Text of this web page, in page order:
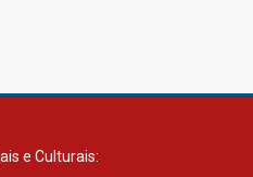
e Culturais: